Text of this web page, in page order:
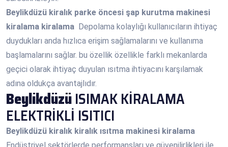
Beylikdüzü kiralık parke öncesi şap kurutma makinesi
kiralama kiralama Depolama kolaylığı kullanıcıların ihtiyaç
duydukları anda hızlıca erişim sağlamalarını ve kullanıma
başlamalarını sağlar. bu özellik özellikle farklı mekanlarda
geçici olarak ihtiyaç duyulan ısıtma ihtiyacını karşılamak
adına oldukça avantajlıdır.
BeylikdüzüISIMAK KİRALAMA
ELEKTRİKLİ ISITICI
Beylikdüzü kiralık kiralık ısıtma makinesi kiralama